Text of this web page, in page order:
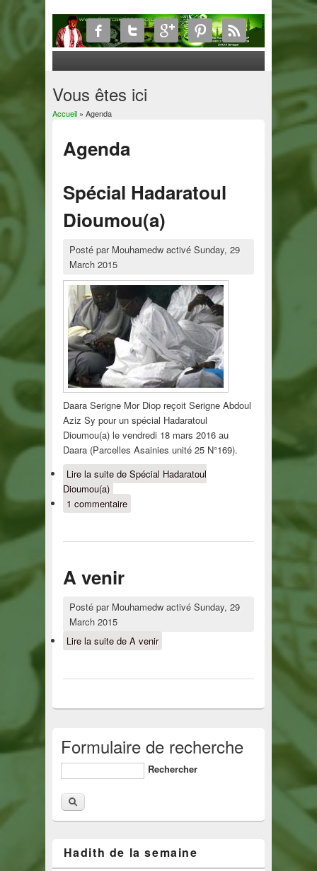
Vous êtes ici
Accueil» Agenda
Agenda
Spécial Hadaratoul
Dioumou(a)
Posté par Mouhamedwactivé Sunday, 29
March 2015
Daara Serigne Mor Diop reçoit Serigne Abdoul
Aziz Sy pour un spécial Hadaratoul
Dioumou(a) le vendredi 18 mars 2016 au
Daara (Parcelles Asainies unité 25 N°169).
Lire la suitede Spécial Hadaratoul
Dioumou(a)
1 commentaire
A venir
Posté par Mouhamedwactivé Sunday, 29
March 2015
Lire la suitede A venir
Formulaire de recherche
Rechercher
Hadith de la semaine